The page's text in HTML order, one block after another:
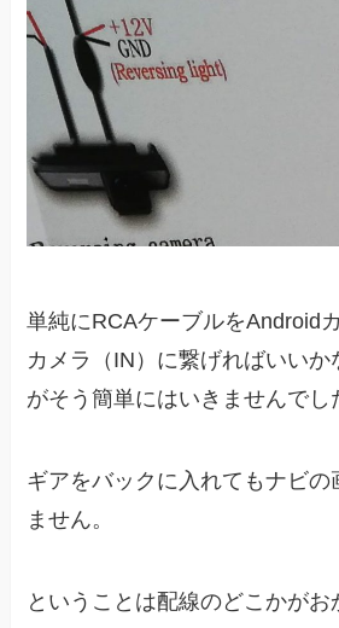
単純にRCAケーブルをAndroid
カメラ（IN）に繋げればいいか
がそう簡単にはいきませんでし
ギアをバックに入れてもナビの
ません。
ということは配線のどこかがお